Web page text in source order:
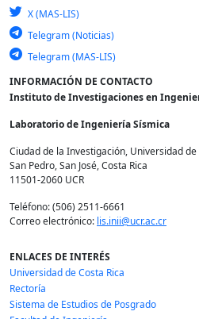
X (MAS-LIS)
Telegram (Noticias)
Telegram (MAS-LIS)
INFORMACIÓN DE CONTACTO
Instituto de Investigaciones en
Laboratorio de Ingeniería Sísmica
Ciudad de la Investigación, Universidad de
San Pedro, San José, Costa Rica
11501-2060 UCR
Teléfono: (506) 2511-6661
Correo electrónico: lis.inii@ucr.ac.cr
ENLACES DE INTERÉS
Universidad de Costa Rica
Rectoría
Sistema de Estudios de Posgrado